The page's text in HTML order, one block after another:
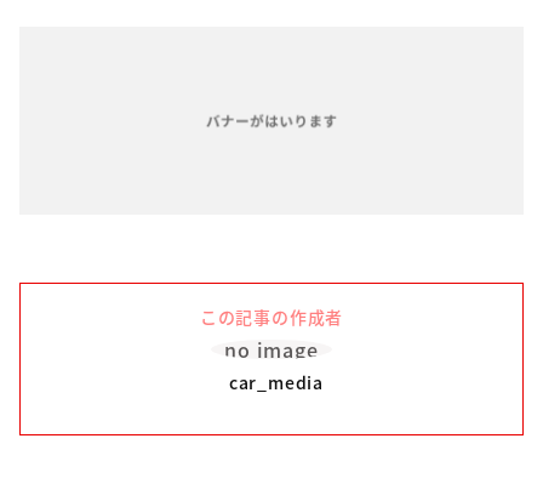
この記事の作成者
no image
car_media